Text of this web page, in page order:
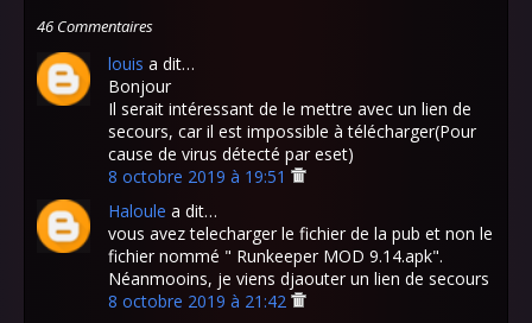
46 Commentaires
louis a dit…
Bonjour
Il serait intéressant de le mettre avec un lien de
secours, car il est impossible à télécharger(Pour
cause de virus détecté par eset)
8 octobre 2019 à 19:51
Haloule a dit…
vous avez telecharger le fichier de la pub et non le
fichier nommé " Runkeeper MOD 9.14.apk".
Néanmooins, je viens djaouter un lien de secours
8 octobre 2019 à 21:42